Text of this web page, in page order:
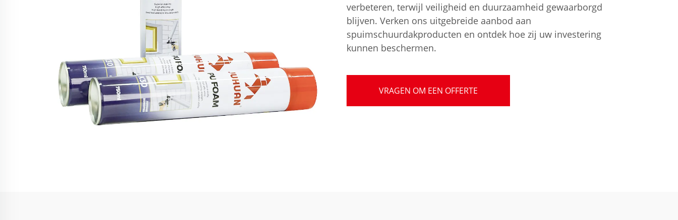
verbeteren, terwijl veiligheid en duurzaamheid gewaarborgd
blijven. Verken ons uitgebreide aanbod aan
spuimschuurdakproducten en ontdek hoe zij uw investering
kunnen beschermen.
VRAGEN OM EEN OFFERTE